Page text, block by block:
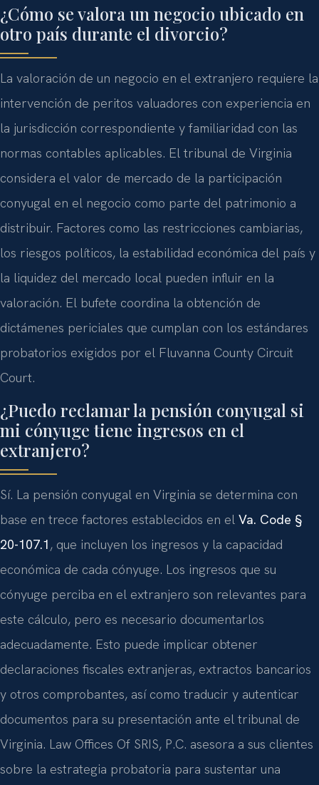
¿Cómo se valora un negocio ubicado en
otro país durante el divorcio?
La valoración de un negocio en el extranjero requiere la
intervención de peritos valuadores con experiencia en
la jurisdicción correspondiente y familiaridad con las
normas contables aplicables. El tribunal de Virginia
considera el valor de mercado de la participación
conyugal en el negocio como parte del patrimonio a
distribuir. Factores como las restricciones cambiarias,
los riesgos políticos, la estabilidad económica del país y
la liquidez del mercado local pueden influir en la
valoración. El bufete coordina la obtención de
dictámenes periciales que cumplan con los estándares
probatorios exigidos por el Fluvanna County Circuit
Court.
¿Puedo reclamar la pensión conyugal si
mi cónyuge tiene ingresos en el
extranjero?
Sí. La pensión conyugal en Virginia se determina con
base en trece factores establecidos en el Va. Code §
20-107.1, que incluyen los ingresos y la capacidad
económica de cada cónyuge. Los ingresos que su
cónyuge perciba en el extranjero son relevantes para
este cálculo, pero es necesario documentarlos
adecuadamente. Esto puede implicar obtener
declaraciones fiscales extranjeras, extractos bancarios
y otros comprobantes, así como traducir y autenticar
documentos para su presentación ante el tribunal de
Virginia. Law Offices Of SRIS, P.C. asesora a sus clientes
sobre la estrategia probatoria para sustentar una